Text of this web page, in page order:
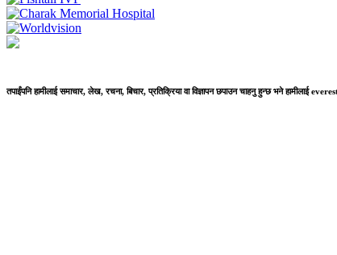
तपाईंपनि हामीलाई समाचार, लेख, रचना, बिचार, प्रतिक्रिया वा विज्ञापन छपाउन चाहनु हुन्छ भने हामीलाई